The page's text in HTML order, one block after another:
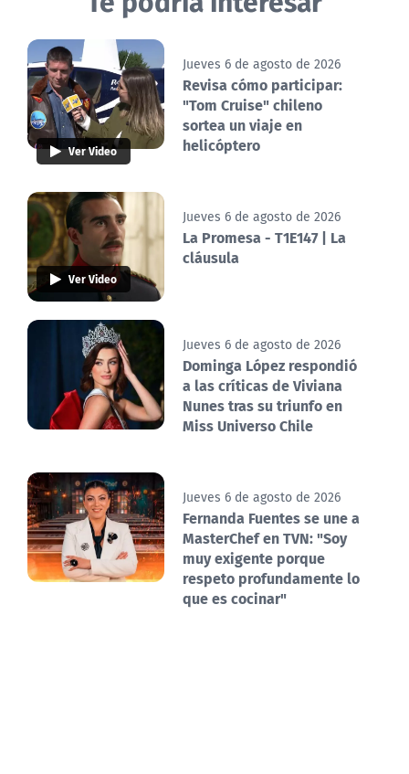
Ver Video
Jueves 6 de agosto de 2026
Revisa cómo participar:
"Tom Cruise" chileno
sortea un viaje en
helicóptero
Ver Video
Jueves 6 de agosto de 2026
La Promesa - T1E147 | La
cláusula
Jueves 6 de agosto de 2026
Dominga López respondió
a las críticas de Viviana
Nunes tras su triunfo en
Miss Universo Chile
Jueves 6 de agosto de 2026
Fernanda Fuentes se une a
MasterChef en TVN: "Soy
muy exigente porque
respeto profundamente lo
que es cocinar"